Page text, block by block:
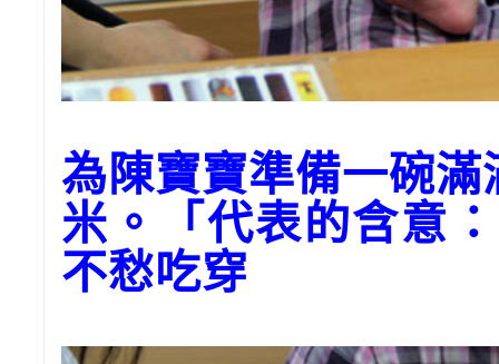
為陳寶寶準備一碗滿
米。「代表的含意
不愁吃穿